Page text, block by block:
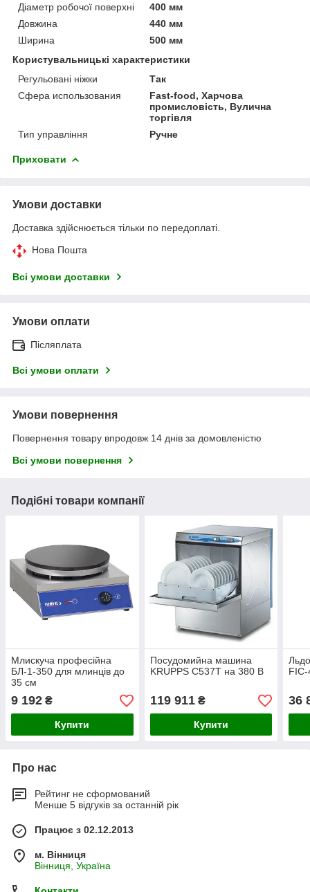
Діаметр робочої поверхні
400 мм
Довжина
440 мм
Ширина
500 мм
Користувальницькі характеристики
Регульовані ніжки
Так
Сфера использования
Fast-food, Харчова
промисловість, Вулична
торгівля
Тип управління
Ручне
Приховати
Умови доставки
Доставка здійснюється тільки по передоплаті.
Нова Пошта
Всі умови доставки
Умови оплати
Післяплата
Всі умови оплати
Умови повернення
Повернення товару впродовж 14 днів за домовленістю
Всі умови повернення
Подібні товари компанії
Млискуча професійна
БЛ-1-350 для млинців до
35 см
9 192 ₴
Купити
Посудомийна машина
KRUPPS C537Т на 380 В
119 911₴
Купити
FIС-
36
Про нас
Рейтинг не сформований
Менше 5 відгуків за останній рік
Працює з 02.12.2013
м. Вінниця
Вінниця, Україна